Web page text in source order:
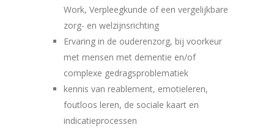
Work, Verpleegkunde of een vergelijkbare
zorg- en welzijnsrichting
Ervaring in de ouderenzorg, bij voorkeur
met mensen met dementie en/of
complexe gedragsproblematiek
kennis van reablement, emotieleren,
foutloos leren, de sociale kaart en
indicatieprocessen